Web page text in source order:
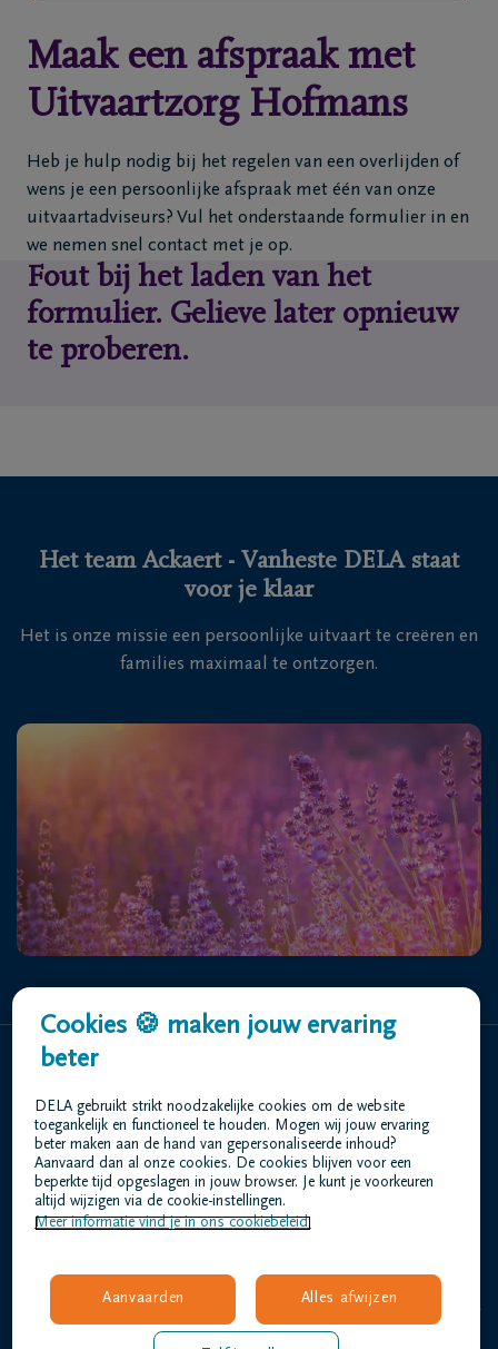
Maak een afspraak met
Uitvaartzorg Hofmans
Heb je hulp nodig bij het regelen van een overlijden of
wens je een persoonlijke afspraak met één van onze
uitvaartadviseurs? Vul het onderstaande formulier in en
we nemen snel contact met je op.
Fout bij het laden van het
formulier. Gelieve later opnieuw
te proberen.
Het team Ackaert - Vanheste DELA staat
voor je klaar
Het is onze missie een persoonlijke uitvaart te creëren en
families maximaal te ontzorgen.
Wie zijn we
Contact
Uitvaart regelen
Overlijdensberichten
Ons uitvaartcentrum
ackaert-vanheste@dela.be
Cookies 🍪 maken jouw ervaring
beter
DELA gebruikt strikt noodzakelijke cookies om de website
toegankelijk en functioneel te houden. Mogen wij jouw ervaring
beter maken aan de hand van gepersonaliseerde inhoud?
Aanvaard dan al onze cookies. De cookies blijven voor een
beperkte tijd opgeslagen in jouw browser. Je kunt je voorkeuren
altijd wijzigen via de cookie-instellingen.
Meer informatie vind je in ons cookiebeleid.
Aanvaarden Alles afwijzen